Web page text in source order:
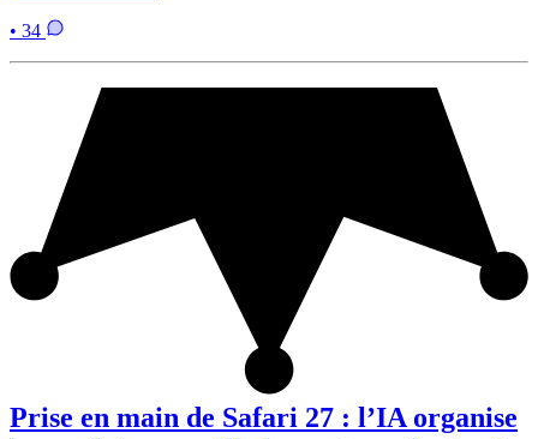
• 34
Prise en main de Safari 27 : l’IA organise